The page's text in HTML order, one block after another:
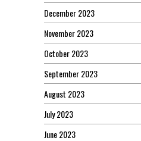
December 2023
November 2023
October 2023
September 2023
August 2023
July 2023
June 2023